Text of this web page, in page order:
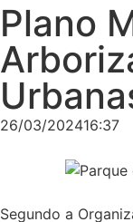
Plano
26/03/202416:37
Segundo a